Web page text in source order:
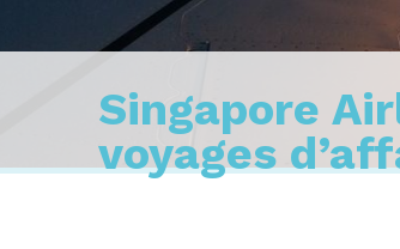
Singapore
voyages